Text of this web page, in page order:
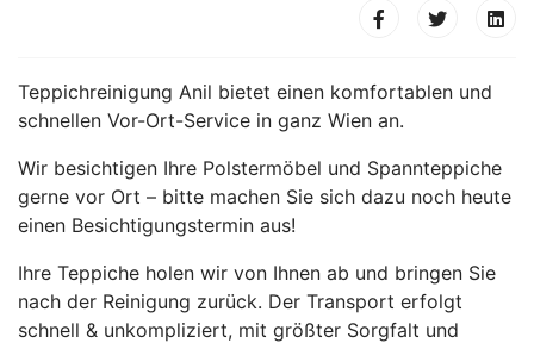
Teppichreinigung Anil bietet einen komfortablen und
schnellen Vor-Ort-Service in ganz Wien an.
Wir besichtigen Ihre Polstermöbel und Spannteppiche
gerne vor Ort – bitte machen Sie sich dazu noch heute
einen Besichtigungstermin aus!
Ihre Teppiche holen wir von Ihnen ab und bringen Sie
nach der Reinigung zurück. Der Transport erfolgt
schnell & unkompliziert, mit größter Sorgfalt und